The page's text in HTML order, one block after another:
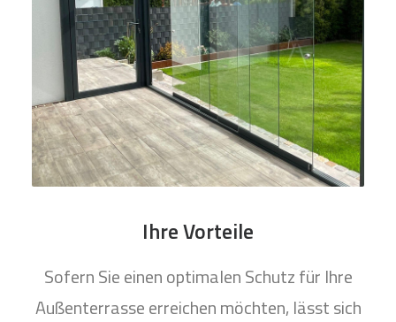
Ihre Vorteile
Sofern Sie einen optimalen Schutz für Ihre
Außenterrasse erreichen möchten, lässt sich